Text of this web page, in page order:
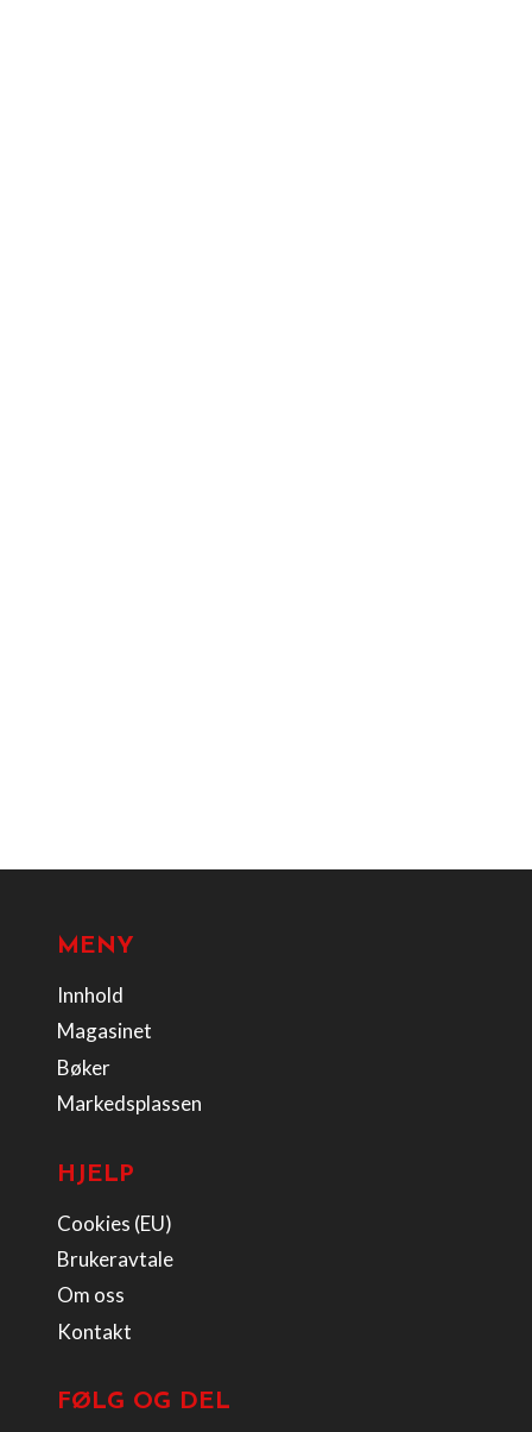
MENY
Innhold
Magasinet
Bøker
Markedsplassen
HJELP
Cookies (EU)
Brukeravtale
Om oss
Kontakt
FØLG OG DEL